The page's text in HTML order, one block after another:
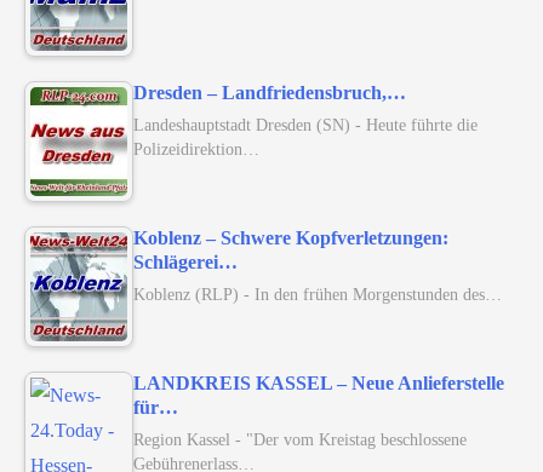
Dresden – Landfriedensbruch,…
Landeshauptstadt Dresden (SN) - Heute führte die
Polizeidirektion…
Koblenz – Schwere Kopfverletzungen:
Schlägerei…
Koblenz (RLP) - In den frühen Morgenstunden des…
LANDKREIS KASSEL – Neue Anlieferstelle
für…
Region Kassel - "Der vom Kreistag beschlossene
Gebührenerlass…